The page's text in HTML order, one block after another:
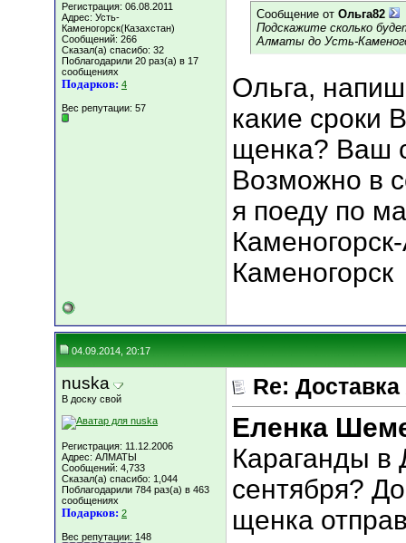
Регистрация: 06.08.2011
Адрес: Усть-
Каменогорск(Казахстан)
Сообщений: 266
Сказал(а) спасибо: 32
Поблагодарили 20 раз(а) в 17
сообщениях
Подарков: 4
Вес репутации: 57
Сообщение от Ольга82
Подскажите сколько
Алматы до Усть-
Ольга,
какие сроки
щенка? Ваш
Возможно в
я поеду по
Каменогорск
04.09.2014, 20:17
nuska
В доску свой
Регистрация: 11.12.2006
Адрес: АЛМАТЫ
Сообщений: 4,733
Сказал(а) спасибо: 1,044
Поблагодарили 784 раз(а) в 463
сообщениях
Подарков: 2
Вес репутации: 148
Re:
Еленка
Караганды в
сентября?
щенка